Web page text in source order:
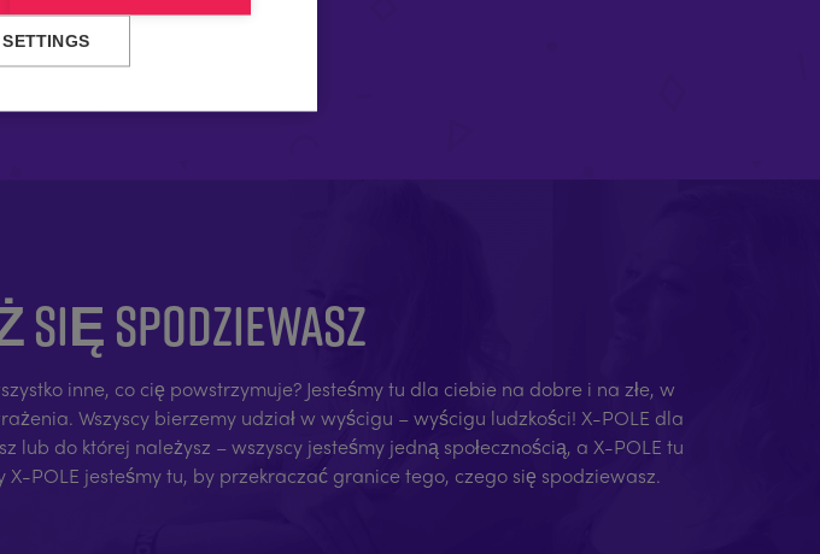
SIĘ SPODZIEWASZ
inne, co cię powstrzymuje? Jesteśmy tu dla ciebie na dobre i na złe, w
Wszyscy bierzemy udział w wyścigu – wyścigu ludzkości! X-POLE dla
do której należysz – wszyscy jesteśmy jedną społecznością, a X-POLE tu
POLE jesteśmy tu, by przekraczać granice tego, czego się spodziewasz.